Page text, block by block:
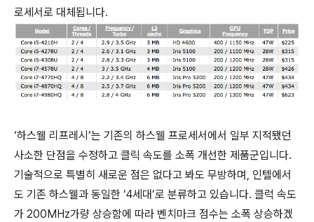
로세서로 대체됩니다.
‘하스웰 리프레시’는 기존의 하스웰 프로세서에서 일부 지적됐던
사소한 단점을 수정하고 클릭 속도를 소폭 개선한 제품군입니다.
기술적으로 특별히 새로운 점은 없다고 봐도 무방하며, 인텔에서
도 기존 하스웰과 동일한 ‘4세대’로 분류하고 있습니다. 클럭 속도
가 200MHz가량 상승함에 따라 벤치마크 점수는 소폭 상승하겠